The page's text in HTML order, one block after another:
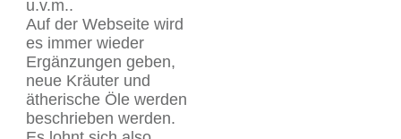
u.v.m..
Auf der Webseite wird
es immer wieder
Ergänzungen geben,
neue Kräuter und
ätherische Öle werden
beschrieben werden.